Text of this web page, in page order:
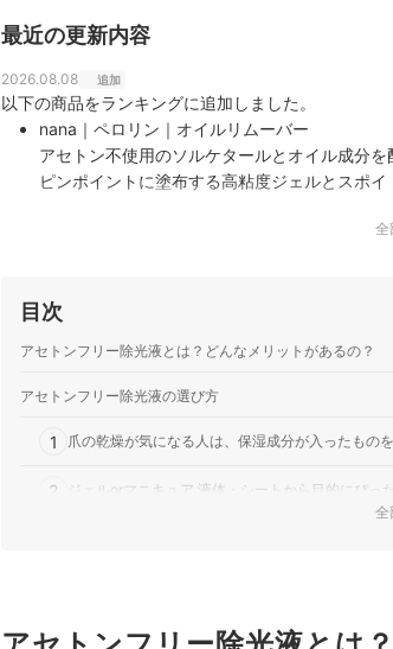
最近の更新内容
2026.08.08 追加
以下の商品をランキングに追加しました。
nana｜ペロリン｜オイルリムーバー
アセトン不使用のソルケタールとオイル成分
ピンポイントに塗布する高粘度ジェルとスポイ
全
目次
アセトンフリー除光液とは？どんなメリットがあるの？
アセトンフリー除光液の選び方
1 爪の乾燥が気になる人は、保湿成分が入ったもの
2 ジェルorマニキュア 液体・シートから目的にぴっ
アセトンフリー除光液全47商品おすすめ人気ランキング
全